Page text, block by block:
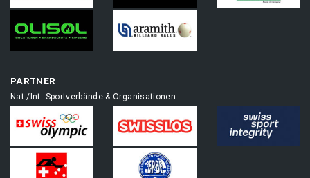
PARTNER
Nat./Int. Sportverbände & Organisationen